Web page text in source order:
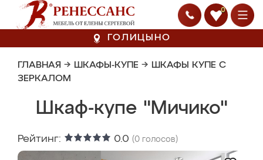
0
ГОЛИЦЫНО
ГЛАВНАЯ → ШКАФЫ-КУПЕ → ШКАФЫ КУПЕ С
ЗЕРКАЛОМ
Шкаф-купе "Мичико"
Рейтинг: 0.0 (0 голосов)